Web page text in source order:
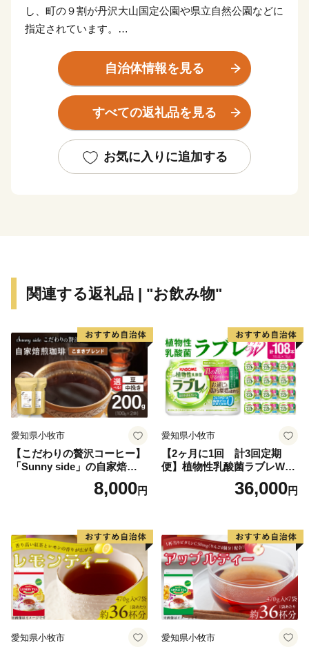
し、町の９割が丹沢大山国定公園や県立自然公園などに
指定されています。
央に位置する「丹沢湖」には、富士山の雄大なやまなみ
を背景に美しい水がたたえられ、丹沢湖に注ぐ中川川の
上流には、信玄の隠し湯といわれる「中川温泉郷」もあ
ります。
水百選にも選ばれている名瀑「洒水の滝」です。
第三紀の足柄層の磔岩層にかかる三段の滝で、水源を北
西方の矢倉岳に発し、滝沢川から酒匂川に合流します。
下流から一の滝（高さ６９．３ｍ）、二の滝（高さ１６
ｍ）、三の滝（高さ２９．７ｍ）と呼称されます。古来
より相模国第一の滝とされ、新編相模国風土記稿では、
選、全国名水百選などに選ばれています。
自治体情報を見る
すべての返礼品を見る
お気に入りに追加する
関連する返礼品 | "お飲み物"
愛知県小牧市
【こだわりの贅沢コーヒー】
「Sunny side」の自家焙煎珈
琲こまきブレンド（200g）
8,000円
愛知県小牧市
【2ヶ月に1回 計3回定期
便】植物性乳酸菌ラブレW
プレーン36本（計108本）
36,000円
愛知県小牧市 愛知県小牧市